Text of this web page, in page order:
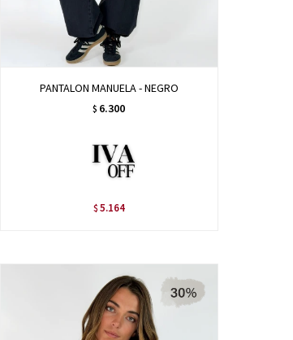
PANTALON MANUELA - NEGRO
$ 6.300
$ 5.164